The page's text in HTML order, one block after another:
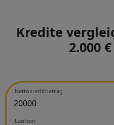
Kredite
2.000
Nettokreditbetrag
Laufzeit